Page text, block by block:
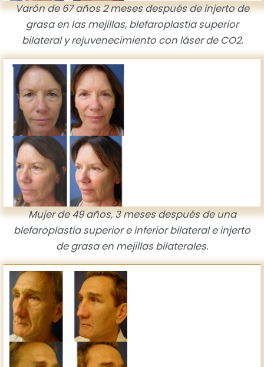
Varón de 67 años 2 meses después de injerto de
grasa en las mejillas, blefaroplastia superior
bilateral y rejuvenecimiento con láser de CO2.
Mujer de 49 años, 3 meses después de una
blefaroplastia superior e inferior bilateral e injerto
de grasa en mejillas bilaterales.